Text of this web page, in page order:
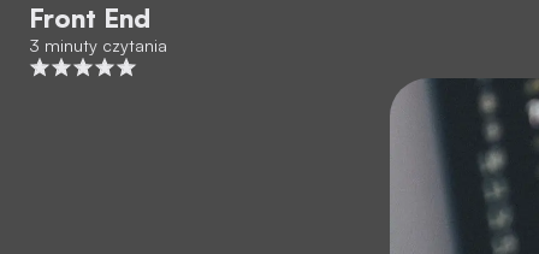
Front End
3 minuty czytania